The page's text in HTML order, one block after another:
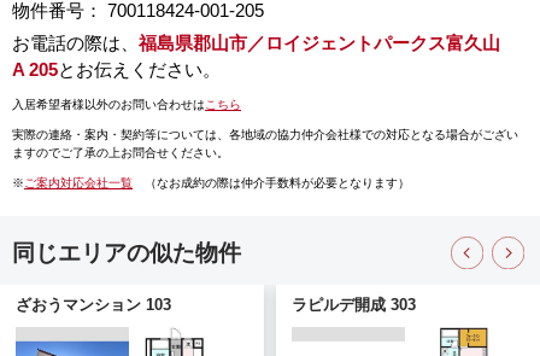
物件番号： 700118424-001-205
お電話の際は、福島県郡山市／ロイジェントパークス富久山
A 205とお伝えください。
入居希望者様以外のお問い合わせはこちら
実際の連絡・案内・契約等については、各地域の協力仲介会社様での対応となる場合がござい
ますのでご了承の上お問合せください。
※ご案内対応会社一覧 （なお成約の際は仲介手数料が必要となります）
同じエリアの似た物件
ざおうマンション 103 ラピルデ開成 303